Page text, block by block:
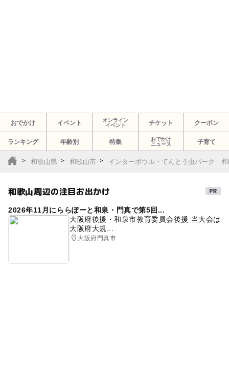
おでかけ イベント
オンライン
イベント
チケット クーポン
ランキング 年齢別 特集
おでかけ
ニュース
子育て
和歌山県 和歌山市 インターボウル・てんとう虫パーク 和
和歌山周辺の注目お出かけ
2026年11月にららぽーと和泉・門真で第5回...
大阪府後援・和泉市教育委員会後援 当大会は
大阪府大規...
大阪府門真市